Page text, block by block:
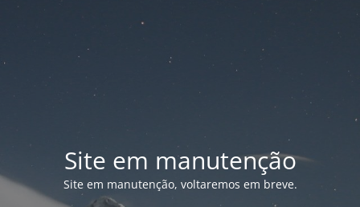
Site em manutenção
Site em manutenção, voltaremos em breve.